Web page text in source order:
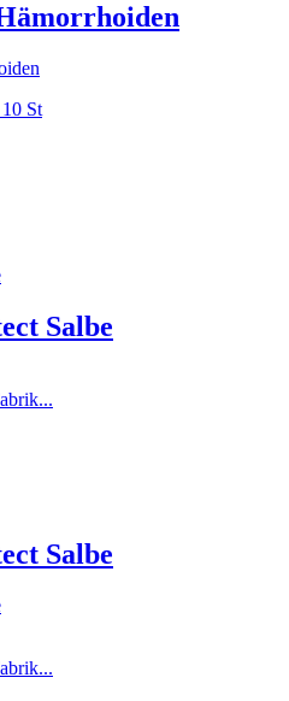
St
Salbe
Salbe